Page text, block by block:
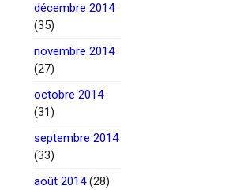
décembre 2014
(35)
novembre 2014
(27)
octobre 2014
(31)
septembre 2014
(33)
août 2014(28)